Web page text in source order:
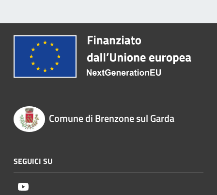
Comune di Brenzone sul Garda
SEGUICI SU